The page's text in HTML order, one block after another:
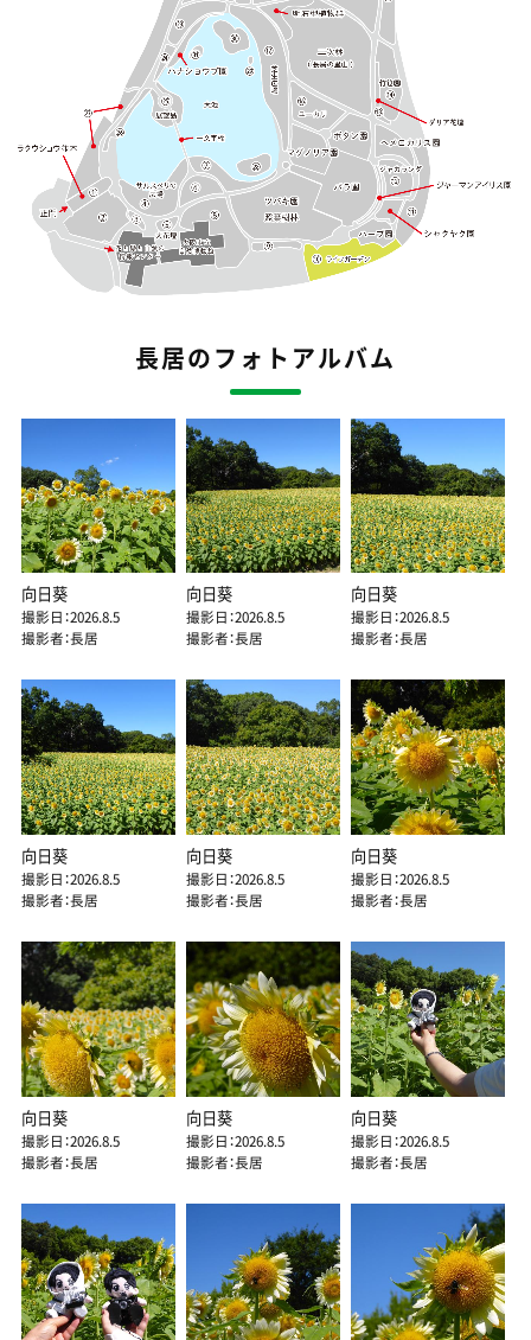
長居のフォトアルバム
向日葵
撮影日：2026.8.5
撮影者：長居
向日葵
撮影日：2026.8.5
撮影者：長居
向日葵
撮影日：2026.8.5
撮影者：長居
向日葵
撮影日：2026.8.5
撮影者：長居
向日葵
撮影日：2026.8.5
撮影者：長居
向日葵
撮影日：2026.8.5
撮影者：長居
向日葵
撮影日：2026.8.5
撮影者：長居
向日葵
撮影日：2026.8.5
撮影者：長居
向日葵
撮影日：2026.8.5
撮影者：長居